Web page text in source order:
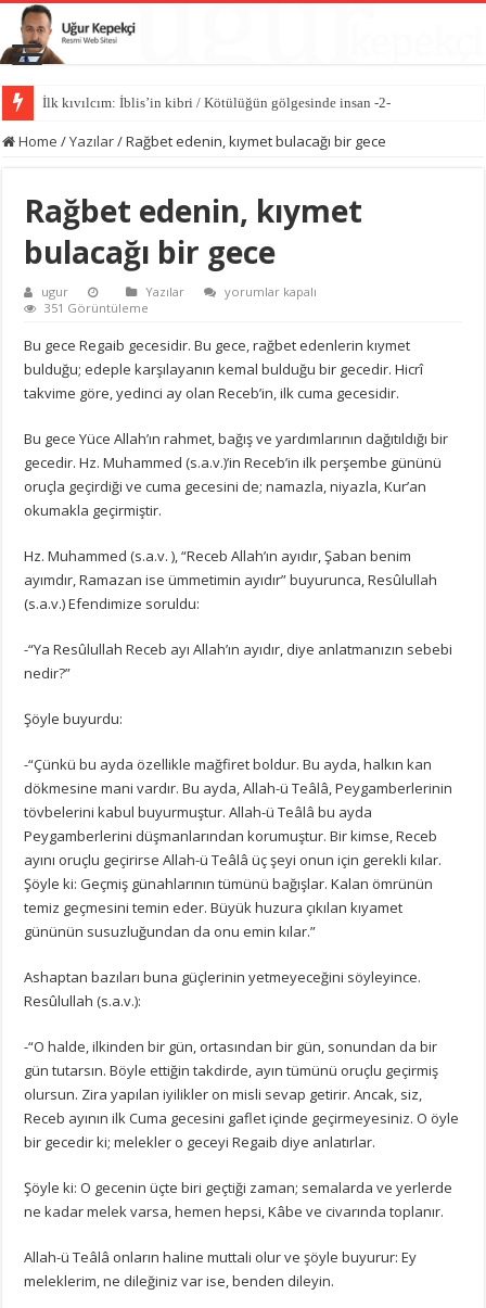
İlk kıvılcım: İblis’in kibri / Kötülüğün gölgesinde insan -2-
Kötülüğün anatomisi / Kötülüğün gölgesinde insan -1-
Home /Yazılar/Rağbet edenin, kıymet bulacağı bir gece
Rağbet edenin, kıymet
bulacağı bir gece
ugur Yazılar
Rağbet
bulacağı
bir
gece
için
yorumlar kapalı
351 Görüntüleme
Bu gece Regaib gecesidir. Bu gece, rağbet edenlerin kıymet
bulduğu; edeple karşılayanın kemal bulduğu bir gecedir. Hicrî
takvime göre, yedinci ay olan Receb’in, ilk cuma gecesidir.
Bu gece Yüce Allah’ın rahmet, bağış ve yardımlarının dağıtıldığı bir
gecedir. Hz. Muhammed (s.a.v.)’in Receb’in ilk perşembe gününü
oruçla geçirdiği ve cuma gecesini de; namazla, niyazla, Kur’an
okumakla geçirmiştir.
Hz. Muhammed (s.a.v. ), “Receb Allah’ın ayıdır, Şaban benim
ayımdır, Ramazan ise ümmetimin ayıdır” buyurunca, Resûlullah
(s.a.v.) Efendimize soruldu:
-“Ya Resûlullah Receb ayı Allah’ın ayıdır, diye anlatmanızın sebebi
nedir?”
Şöyle buyurdu:
-“Çünkü bu ayda özellikle mağfiret boldur. Bu ayda, halkın kan
dökmesine mani vardır. Bu ayda, Allah-ü Teâlâ, Peygamberlerinin
tövbelerini kabul buyurmuştur. Allah-ü Teâlâ bu ayda
Peygamberlerini düşmanlarından korumuştur. Bir kimse, Receb
ayını oruçlu geçirirse Allah-ü Teâlâ üç şeyi onun için gerekli kılar.
Şöyle ki: Geçmiş günahlarının tümünü bağışlar. Kalan ömrünün
temiz geçmesini temin eder. Büyük huzura çıkılan kıyamet
gününün susuzluğundan da onu emin kılar.”
Ashaptan bazıları buna güçlerinin yetmeyeceğini söyleyince.
Resûlullah (s.a.v.):
-“O halde, ilkinden bir gün, ortasından bir gün, sonundan da bir
gün tutarsın. Böyle ettiğin takdirde, ayın tümünü oruçlu geçirmiş
olursun. Zira yapılan iyilikler on misli sevap getirir. Ancak, siz,
Receb ayının ilk Cuma gecesini gaflet içinde geçirmeyesiniz. O öyle
bir gecedir ki; melekler o geceyi Regaib diye anlatırlar.
Şöyle ki: O gecenin üçte biri geçtiği zaman; semalarda ve yerlerde
ne kadar melek varsa, hemen hepsi, Kâbe ve civarında toplanır.
Allah-ü Teâlâ onların haline muttali olur ve şöyle buyurur: Ey
meleklerim, ne dileğiniz var ise, benden dileyin.